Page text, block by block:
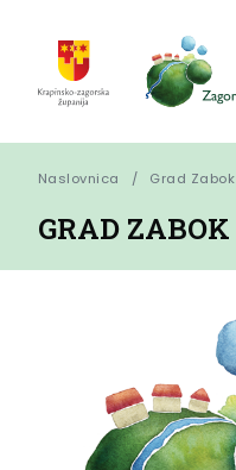
Naslovnica Grad Zabok
GRAD ZABOK